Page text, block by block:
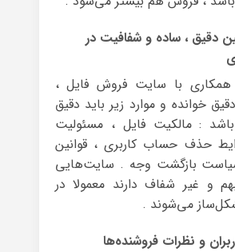
دقیق ، ساده و شفافیت در
همکاری با سایت فروش فایل ،
خوانده و موارد زیر باید دقیق
: مالکیت فایل ، مسئولیت
حذف حساب کاربری ، قوانین
بازگشت وجه . سایت‌هایی
و غیر شفاف دارند معمولا در
می‌شوند .